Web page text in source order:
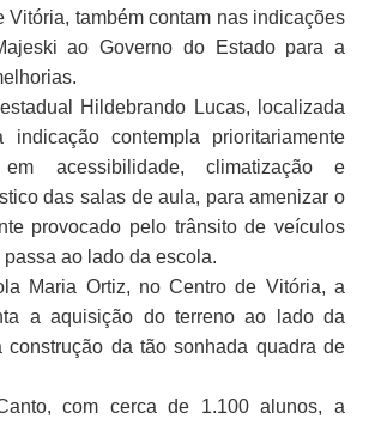
Vitória, também contam nas indicações
ao Governo do Estado para a
Hildebrando Lucas, localizada
indicação contempla prioritariamente
em acessibilidade, climatização e
das salas de aula, para amenizar o
provocado pelo trânsito de veículos
ao lado da escola.
Maria Ortiz, no Centro de Vitória, a
a aquisição do terreno ao lado da
construção da tão sonhada quadra de
com cerca de 1.100 alunos, a